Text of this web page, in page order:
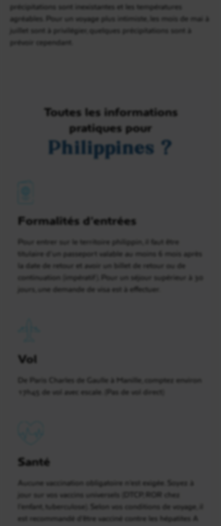
précipitations sont inexistantes et les températures
agréables. Pour un voyage plus intimiste, les mois de mai à
juillet sont à privilégier, quelques précipitations sont à
prévoir cependant.
Toutes les informations
pratiques pour
Philippines ?
Formalités d’entrées
Pour entrer sur le territoire philippin, il faut être
titulaire d’un passeport valable au moins 6 mois après
la date de retour et avoir un billet de retour ou de
continuation (impératif). Pour un séjour supérieur à 30
jours, une demande de visa est à effectuer.
Vol
De Paris Charles de Gaulle à Manille, comptez environ
17h45 de vol avec escale. (Pas de vol direct)
Santé
Aucune vaccination obligatoire n’est exigée. Soyez à
jour sur vos vaccins universels (DTCP, ROR chez
l’enfant, tuberculose). Selon vos conditions de voyage, il
est recommandé d’être vacciné contre les hépatites A